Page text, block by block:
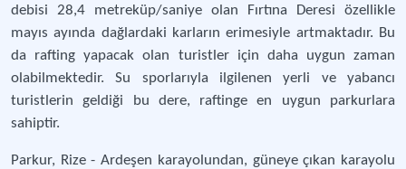
debisi 28,4 metreküp/saniye olan Fırtına Deresi özellikle
mayıs ayında dağlardaki karların erimesiyle artmaktadır. Bu
da rafting yapacak olan turistler için daha uygun zaman
olabilmektedir. Su sporlarıyla ilgilenen yerli ve yabancı
turistlerin geldiği bu dere, raftinge en uygun parkurlara
sahiptir.
Parkur, Rize - Ardeşen karayolundan, güneye çıkan karayolu